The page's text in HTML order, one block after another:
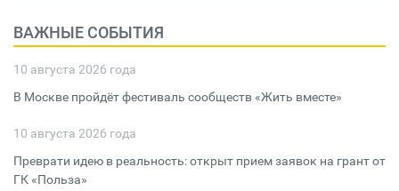
ВАЖНЫЕ СОБЫТИЯ
10 августа 2026 года
В Москве пройдёт фестиваль сообществ «Жить вместе»
10 августа 2026 года
Преврати идею в реальность: открыт прием заявок на грант от
ГК «Польза»